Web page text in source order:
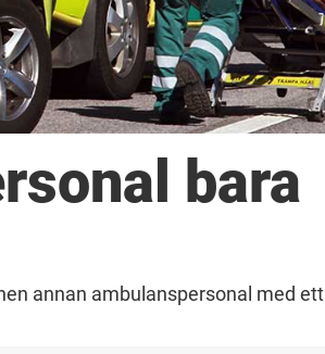
bara
annan ambulanspersonal med ett